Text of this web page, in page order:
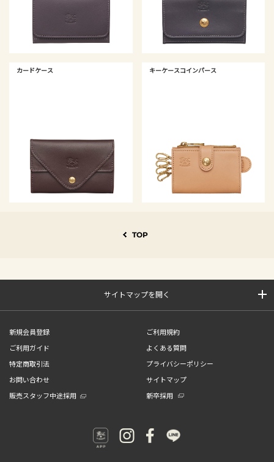
カードケース キーケースコインパース
TOP
サイトマップを開く
新規会員登録
ご利用規約
ご利用ガイド
よくある質問
特定商取引法
プライバシーポリシー
お問い合わせ
サイトマップ
販売スタッフ中途採用
新卒採用